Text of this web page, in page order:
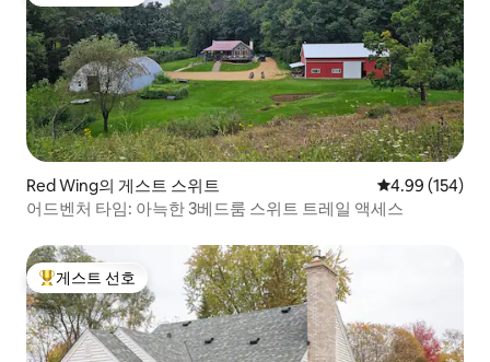
Red Wing의 게스트 스위트 평점 4.99점(5
4.99 (154)
어드벤처 타임: 아늑한 3베드룸 스위트 트레일 액세스
상위 게스트 선호
게스트 선호